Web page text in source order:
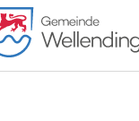
MENÜ